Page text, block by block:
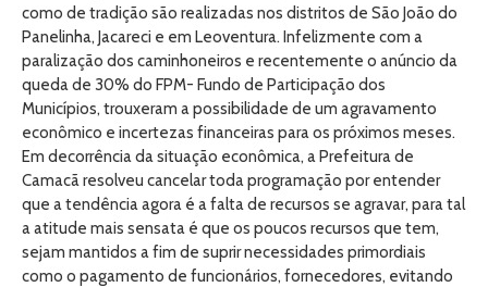
como de tradição são realizadas nos distritos de São João do
Panelinha, Jacareci e em Leoventura. Infelizmente com a
paralização dos caminhoneiros e recentemente o anúncio da
queda de 30% do FPM- Fundo de Participação dos
Municípios, trouxeram a possibilidade de um agravamento
econômico e incertezas financeiras para os próximos meses.
Em decorrência da situação econômica, a Prefeitura de
Camacã resolveu cancelar toda programação por entender
que a tendência agora é a falta de recursos se agravar, para tal
a atitude mais sensata é que os poucos recursos que tem,
sejam mantidos a fim de suprir necessidades primordiais
como o pagamento de funcionários, fornecedores, evitando